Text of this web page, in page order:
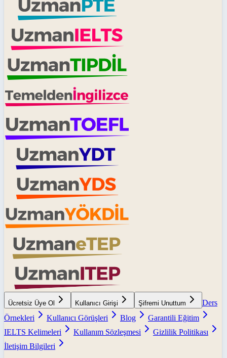
Ücretsiz Üye Ol Kullanıcı Girişi Şifremi Unuttum
Ders
Örnekleri
Kullanıcı Görüşleri Blog
Garantili Eğitim
IELTS Kelimeleri
Kullanım Sözleşmesi
Gizlilik Politikası
İletişim Bilgileri